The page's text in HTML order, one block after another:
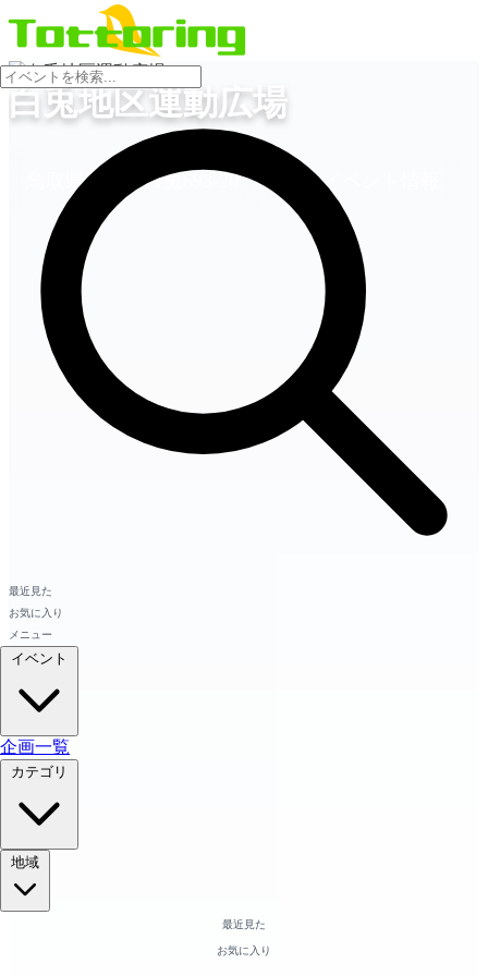
最近見た
お気に入り
メニュー
企画一覧
最近見た
お気に入り
会場
白兎地区運動広場
鳥取県鳥取市白兎693-20 2件のイベント情報